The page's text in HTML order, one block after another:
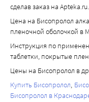
выявления
В случае появления
нарастающей
артериальной
мм рт.ст.), AV
необходимо
Рекомендуется
верапамила у
выраженной
хинидин,
флекаинид,
усиливают
Гипотензивные
как клонидин и
сделав заказ на Apteka.ru.
Цена на Бисопролол
пленочной оболочкой в
Инструкция по
таблетки, покрытые
Цены на Бисопролол в
Купить Бисопролол
Бисопролол в